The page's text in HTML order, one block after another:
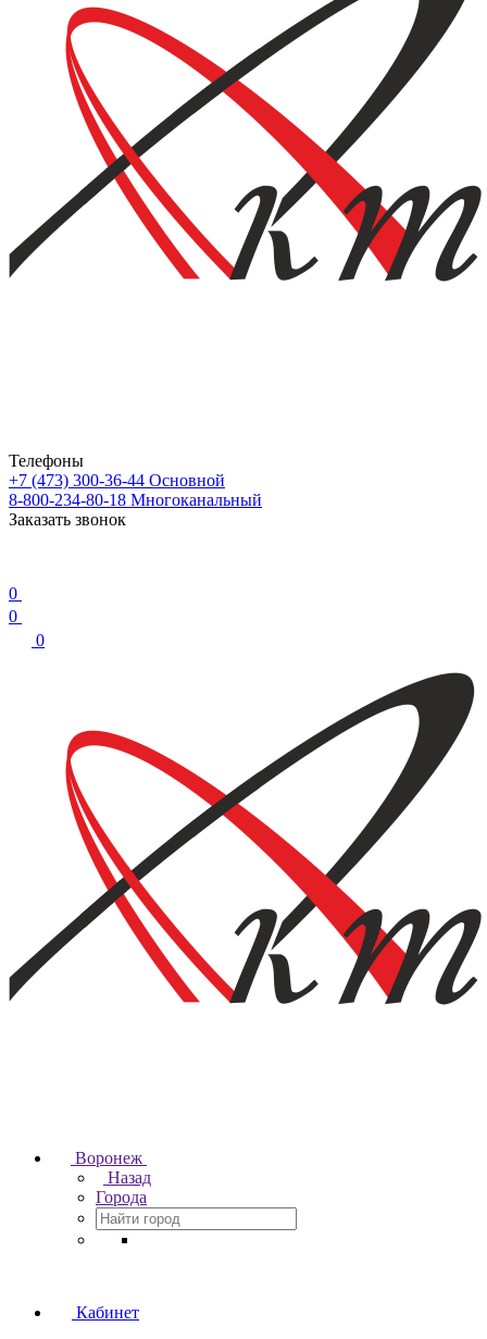
Телефоны
+7 (473) 300-36-44 Основной
8-800-234-80-18 Многоканальный
Заказать звонок
0
0
0
Воронеж
Назад
Города
Кабинет